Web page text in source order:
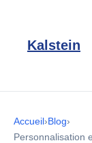
Kalstein
Accueil›Blog›
Personnalisation